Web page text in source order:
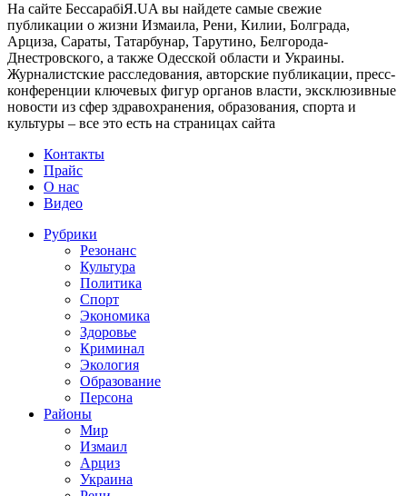
На сайте БессарабіЯ.UA вы найдете самые свежие
публикации о жизни Измаила, Рени, Килии, Болграда,
Арциза, Сараты, Татарбунар, Тарутино, Белгорода-
Днестровского, а также Одесской области и Украины.
Журналистские расследования, авторские публикации, пресс-
конференции ключевых фигур органов власти, эксклюзивные
новости из сфер здравохранения, образования, спорта и
культуры – все это есть на страницах сайта
Контакты
Прайс
О нас
Видео
Рубрики
Резонанс
Культура
Политика
Спорт
Экономика
Здоровье
Криминал
Экология
Образование
Персона
Районы
Мир
Измаил
Арциз
Украина